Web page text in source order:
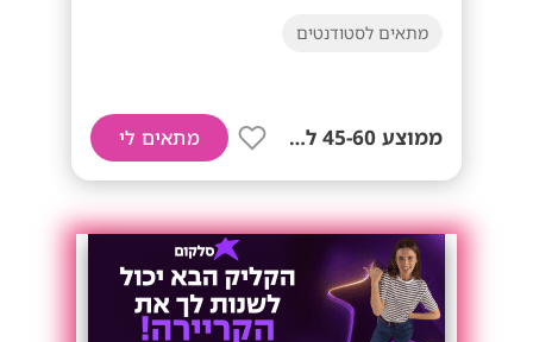
מתאים לסטודנטים
ממוצע 45-60 לשעה! מתאים לי